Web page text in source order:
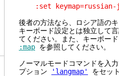
:set keymap=russian-
後者の方法なら、ロシア語の
キーボード設定とは独立して
てください。また、キーボー
:map を参照してください。
ノーマルモードコマンドを入
プション
'langmap'
をセッ